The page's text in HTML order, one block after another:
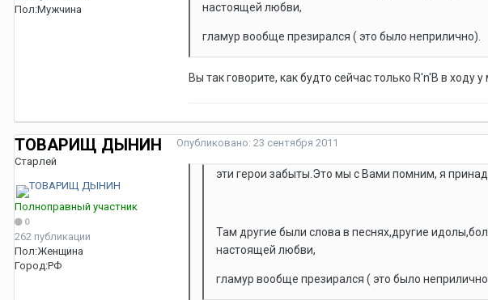
Пол:Мужчина
настоящей любви,
гламур вообще презирался ( это было неприлично).
Вы так говорите, как будто сейчас только R'n'B в ходу
ТОВАРИЩ ДЫНИН
Старлей
Полноправный участник
0
262 публикации
Пол:Женщина
Город:РФ
Опубликовано: 23 сентября 2011
эти герои забыты.Это мы с Вами помним, я
Там другие были слова в песнях,другие
настоящей любви,
гламур вообще презирался ( это было